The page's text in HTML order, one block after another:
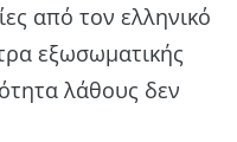
από τον ελληνικό
εξωσωματικής
λάθους δεν